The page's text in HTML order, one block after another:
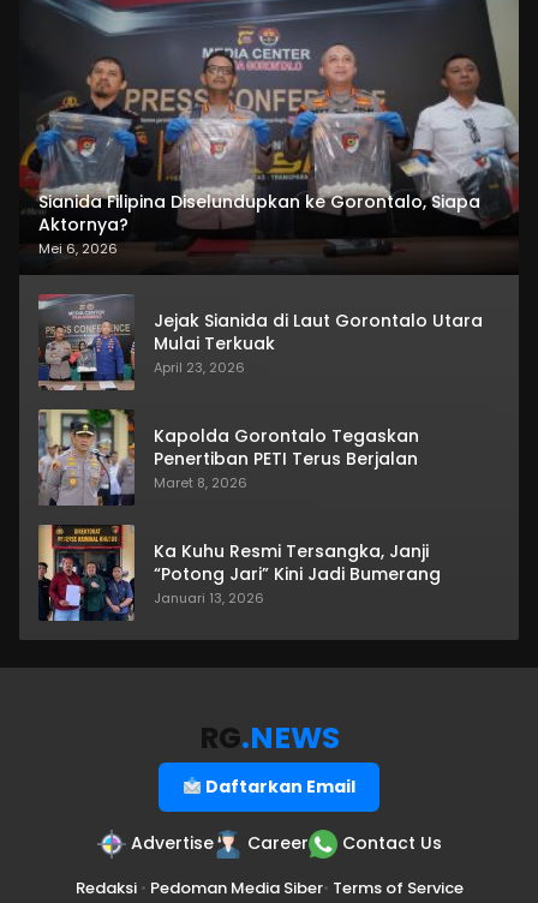
Sianida Filipina Diselundupkan ke Gorontalo, Siapa
Aktornya?
Mei 6, 2026
Jejak Sianida di Laut Gorontalo Utara
Mulai Terkuak
April 23, 2026
Kapolda Gorontalo Tegaskan
Penertiban PETI Terus Berjalan
Maret 8, 2026
Ka Kuhu Resmi Tersangka, Janji
“Potong Jari” Kini Jadi Bumerang
Januari 13, 2026
RG.NEWS
Daftarkan Email
Advertise Career Contact Us
Redaksi• Pedoman Media Siber• Terms of Service